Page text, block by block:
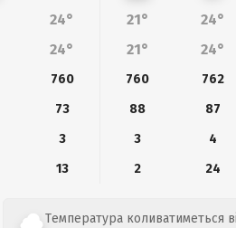
24° 21° 24°
24° 21° 24°
760 760 762
73 88 87
3 3 4
13 2 24
Температура коливатиметься